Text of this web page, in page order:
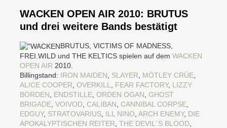
WACKEN OPEN AIR 2010: BRUTUS
und drei weitere Bands bestätigt
BRUTUS, VICTIMS OF MADNESS,
FREI.WILD und THE KELTICS spielen auf dem WACKEN
OPEN AIR 2010.
Billingstand: IRON MAIDEN SLAYER MÖTLEY CRÜE
ALICE COOPER OVERKILL FEAR FACTORY, LIZZY
BORDEN
ENDSTILLE ORDEN OGAN GHOST
BRIGADE VOIVOD CALIBAN CANNIBAL CORPSE
EDGUY, STRATOVARIUS ILL NINO ARCH ENEMY, DIE
APOKALYPTISCHEN REITER THE DEVIL´S BLOOD